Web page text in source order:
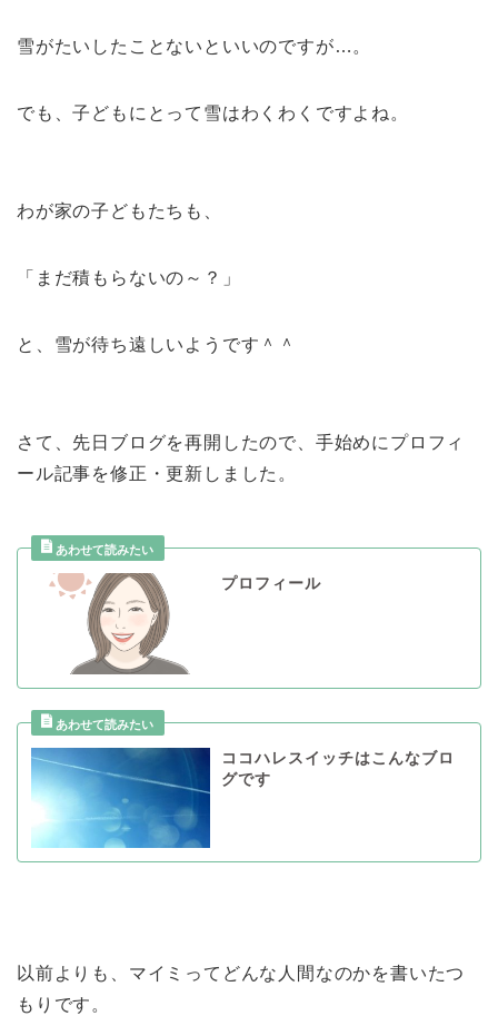
雪がたいしたことないといいのですが…。
でも、子どもにとって雪はわくわくですよね。
わが家の子どもたちも、
「まだ積もらないの～？」
と、雪が待ち遠しいようです＾＾
さて、先日ブログを再開したので、手始めにプロフィ
ール記事を修正・更新しました。
プロフィール
ココハレスイッチはこんなブロ
グです
以前よりも、マイミってどんな人間なのかを書いたつ
もりです。